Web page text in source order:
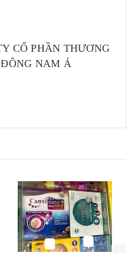
CỔ PHẦN THƯƠNG
NAM Á
Mua hàng